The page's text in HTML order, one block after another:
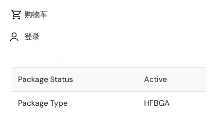
购物车
登录
the Renesas and Intersil merger.
JEITA Standard
The JEITA standard to which the
Package Status Active
Package Type HFBGA